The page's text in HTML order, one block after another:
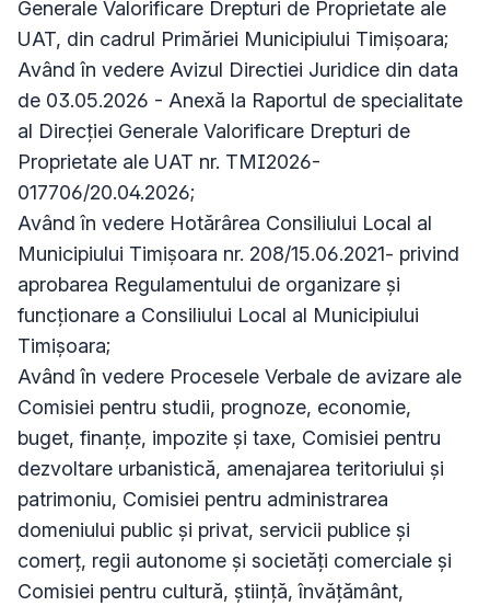
Generale Valorificare Drepturi de Proprietate ale
UAT, din cadrul Primăriei Municipiului Timișoara;
Având în vedere Avizul Directiei Juridice din data
de 03.05.2026 - Anexă la Raportul de specialitate
al Direcției Generale Valorificare Drepturi de
Proprietate ale UAT nr. TMI2026-
017706/20.04.2026;
Având în vedere Hotărârea Consiliului Local al
Municipiului Timișoara nr. 208/15.06.2021- privind
aprobarea Regulamentului de organizare și
funcționare a Consiliului Local al Municipiului
Timișoara;
Având în vedere Procesele Verbale de avizare ale
Comisiei pentru studii, prognoze, economie,
buget, finanțe, impozite și taxe, Comisiei pentru
dezvoltare urbanistică, amenajarea teritoriului şi
patrimoniu, Comisiei pentru administrarea
domeniului public şi privat, servicii publice şi
comerţ, regii autonome şi societăţi comerciale și
Comisiei pentru cultură, ştiinţă, învăţământ,